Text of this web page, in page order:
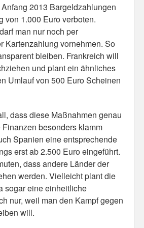
2013 Bargeldzahlungen
von 1.000 Euro verboten.
man nur noch per
Kartenzahlung vornehmen. So
bleiben. Frankreich will
und plant ein ähnliches
Umlauf von 500 Euro Scheinen
dass diese Maßnahmen genau
besonders klamm
Spanien eine entsprechende
erst ab 2.500 Euro eingeführt.
dass andere Länder der
werden. Vielleicht plant die
sogar eine einheitliche
nur, weil man den Kampf gegen
will.